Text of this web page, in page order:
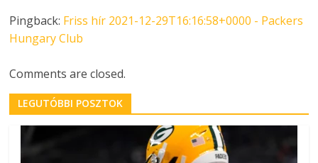
Pingback: Friss hír 2021-12-29T16:16:58+0000 - Packers
Hungary Club
Comments are closed.
LEGUTÓBBI POSZTOK